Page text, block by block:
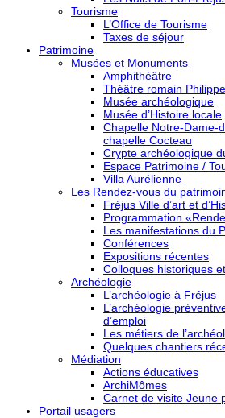
Tourisme
L’Office de Tourisme
Taxes de séjour
Patrimoine
Musées et Monuments
Amphithéâtre
Théâtre romain
Musée archéologique
Musée d’Histoire locale
Chapelle Notre-Dame-
chapelle Cocteau
Crypte archéologique
Espace Patrimoine /
Villa Aurélienne
Les Rendez-vous du
Fréjus Ville d’art et
Programmation
Les manifestations du
Conférences
Expositions récentes
Colloques historiques
Archéologie
L’archéologie à Fréjus
L’archéologie
d’emploi
Les métiers de
Quelques chantiers
Médiation
Actions éducatives
ArchiMômes
Carnet de visite Jeune
Portail usagers